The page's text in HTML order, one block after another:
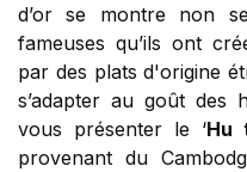
d’or se montre non
fameuses qu’ils ont
par des plats d'origine
s’adapter au goût des
vous présenter le ‘Hu
provenant du